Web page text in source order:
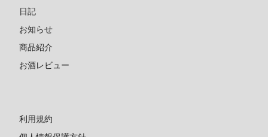
日記
お知らせ
商品紹介
お酒レビュー
利用規約